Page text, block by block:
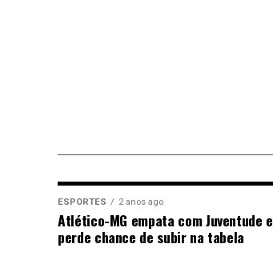
ESPORTES 2 anos ago
Atlético-MG empata com Juventude e
perde chance de subir na tabela